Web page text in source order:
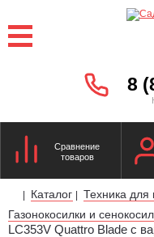
8
Сравнение
товаров
| Каталог | Техника для
Газонокосилки и
LC353V Quattro Blade с